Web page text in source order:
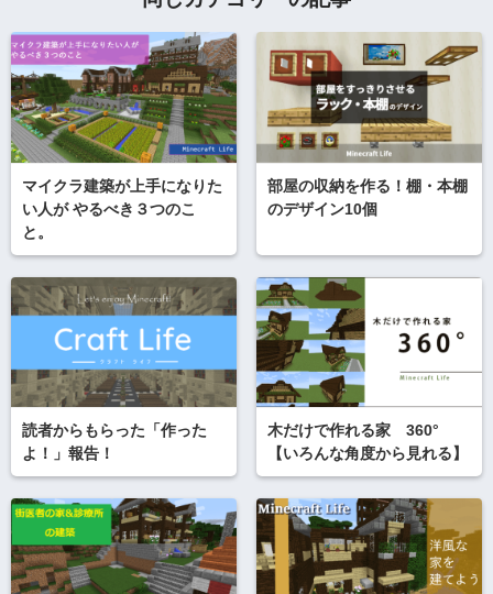
マイクラ建築が上手になりた
い人が やるべき３つのこ
と。
部屋の収納を作る！棚・本棚
のデザイン10個
読者からもらった「作った
よ！」報告！
木だけで作れる家 360°
【いろんな角度から見れる】